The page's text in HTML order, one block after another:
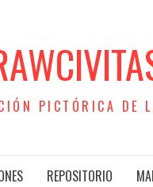
PICTÓRICA DE
REPOSITORIO